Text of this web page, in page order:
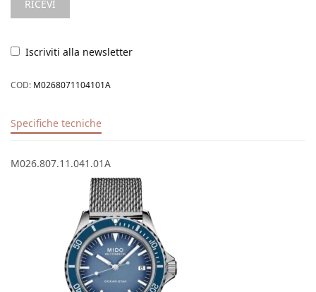
Iscriviti alla newsletter
COD: M0268071104101A
Specifiche tecniche
M026.807.11.041.01A